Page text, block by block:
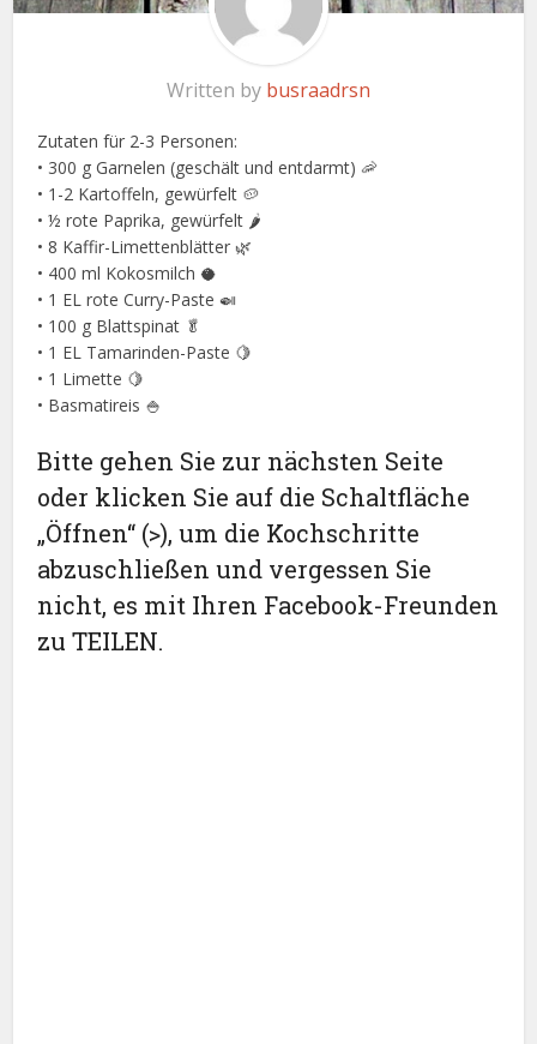
Written by busraadrsn
Zutaten für 2-3 Personen:
• 300 g Garnelen (geschält und entdarmt) 🦐
• 1-2 Kartoffeln, gewürfelt 🥔
• ½ rote Paprika, gewürfelt 🌶️
• 8 Kaffir-Limettenblätter 🌿
• 400 ml Kokosmilch 🥥
• 1 EL rote Curry-Paste 🍛
• 100 g Blattspinat 🥬
• 1 EL Tamarinden-Paste 🍋
• 1 Limette 🍋
• Basmatireis 🍚
Bitte gehen Sie zur nächsten Seite
oder klicken Sie auf die Schaltfläche
„Öffnen“ (>), um die Kochschritte
abzuschließen und vergessen Sie
nicht, es mit Ihren Facebook-Freunden
zu TEILEN.